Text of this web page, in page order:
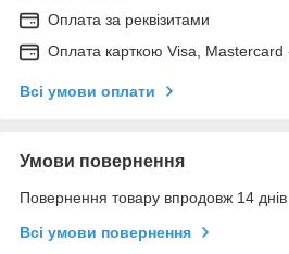
Оплата за реквізитами
Оплата карткою Visa, Mastercard
Всі умови оплати
Умови повернення
Повернення товару впродовж 14
Всі умови повернення